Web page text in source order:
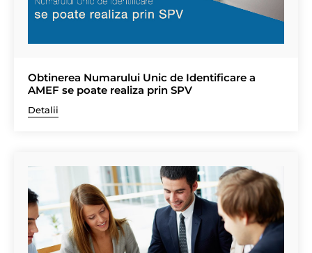
Obtinerea Numarului Unic de Identificare a
AMEF se poate realiza prin SPV
Detalii